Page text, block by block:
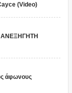
(Video)
ΑΝΕΞΗΓΗΤΗ
άφωνους